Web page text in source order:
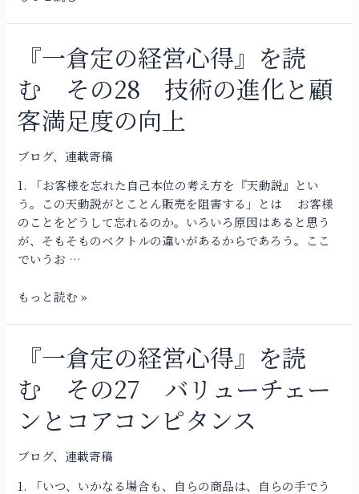
リ
チ
ェ
ー
ン
の
諦
『一倉定の経営心得』を読
む その28 技術の進化と顧
客満足度の向上
ブログ、 連載寄稿
1. 「お客様を忘れた自己本位の考え方を『天動説』とい
う。この天動説がとことん販売を阻害する」とは お客様
のことをどうして忘れるのか。いろいろ原因はあると思う
が、そもそものベクトルの違いがあるからであろう。ここ
でいうお …
『一
定
の
経
心
得』
を
読
む
そ
28
技
術
化
と
顧
満
もっと読む »
『一倉定の経営心得』を読
む その27 バリューチェー
ンとコアコンピタンス
ブログ、 連載寄稿
1. 「いつ、いかなる場合も、自らの商品は、自らの手でう
『一
定
の
経
心
得』